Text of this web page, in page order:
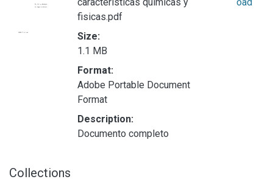
fisicas.pdf
Size:
1.1 MB
Format:
Adobe Portable Document
Format
Description:
Documento completo
Collections